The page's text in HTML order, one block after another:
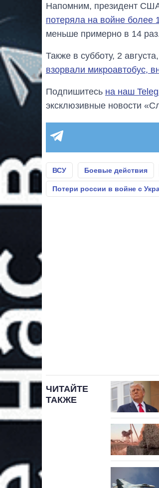
Напомним, президент США
потеряла на войне более
меньше примерно в 14
Также в субботу, 2
взорвали микроавтобус,
Подпишитесь на наш
эксклюзивные новости
ВСУ Боевые действия
Потери россии в войне с
ЧИТАЙТЕ
ТАКЖЕ